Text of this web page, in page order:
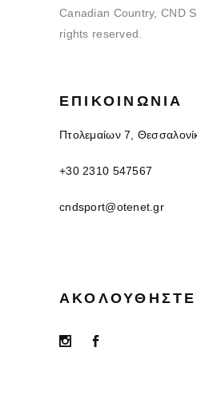
Canadian Country, CND
rights reserved.
ΕΠΙΚΟΙΝΩΝΊΑ
Πτολεμαίων 7,
+30 2310 547567
cndsport@otenet.gr